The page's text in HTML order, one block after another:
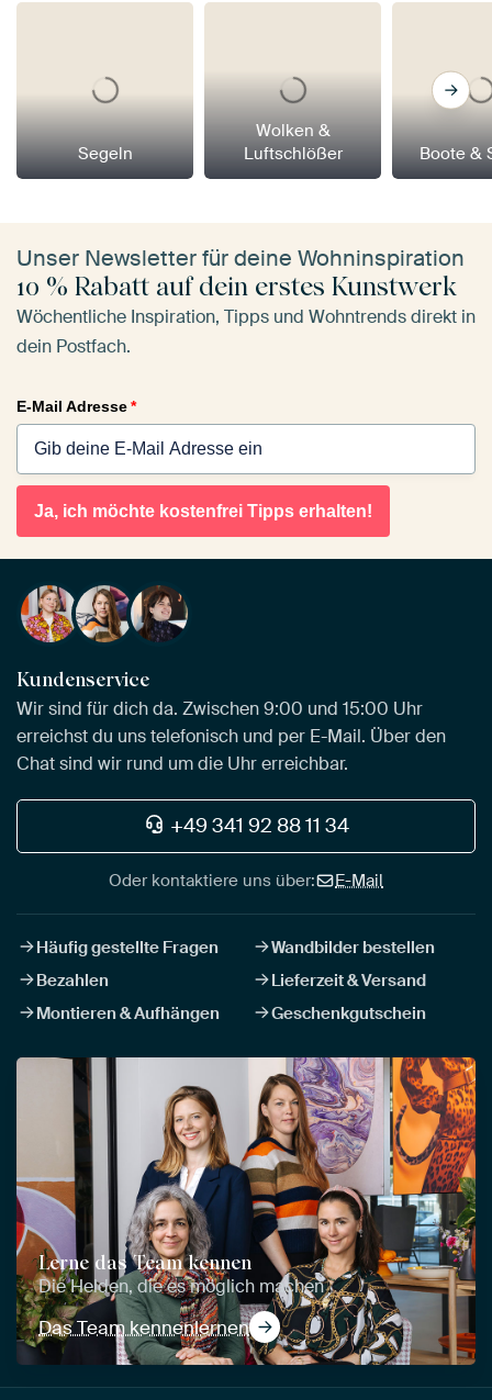
Segeln
Wolken &
Luftschlößer
Boote &
Unser Newsletter für deine Wohninspiration
10 % Rabatt auf dein erstes Kunstwerk
Wöchentliche Inspiration, Tipps und Wohntrends direkt in
dein Postfach.
E-Mail Adresse*
Ja, ich möchte kostenfrei Tipps erhalten!
Kundenservice
Wir sind für dich da. Zwischen 9:00 und 15:00 Uhr
erreichst du uns telefonisch und per E-Mail. Über den
Chat sind wir rund um die Uhr erreichbar.
+49 341 92 88 11 34
Oder kontaktiere uns über: E-Mail
Häufig gestellte Fragen
Wandbilder bestellen
Bezahlen
Lieferzeit & Versand
Montieren & Aufhängen
Geschenkgutschein
Lerne das Team kennen
Die Helden, die es möglich machen
Das Team kennenlernen